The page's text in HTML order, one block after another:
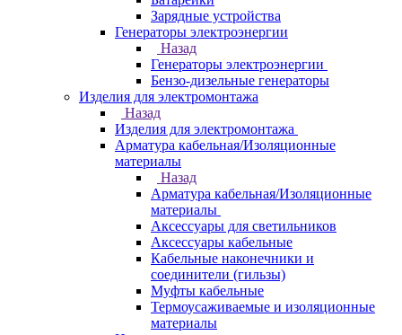
Зарядные устройства
Генераторы электроэнергии
Назад
Генераторы электроэнергии
Бензо-дизельные генераторы
Изделия для электромонтажа
Назад
Изделия для электромонтажа
Арматура кабельная/Изоляционные
материалы
Назад
Арматура кабельная/Изоляционные
материалы
Аксессуары для светильников
Аксессуары кабельные
Кабельные наконечники и
соединители (гильзы)
Муфты кабельные
Термоусаживаемые и изоляционные
материалы